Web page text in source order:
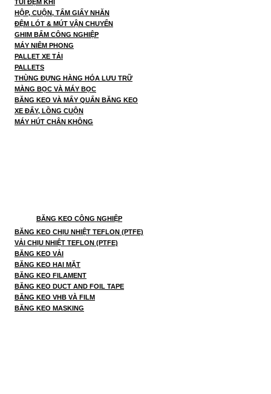
TÚI ĐỆM KHÍ
HỘP, CUỘN, TẤM GIẤY NHĂN
ĐỆM LÓT & MÚT VẬN CHUYỂN
GHIM BẤM CÔNG NGHIỆP
MÁY NIÊM PHONG
PALLET XE TẢI
PALLETS
THÙNG ĐỰNG HÀNG HÓA LƯU TRỮ
MÀNG BỌC VÀ MÁY BỌC
BĂNG KEO VÀ MẤY QUẤN BĂNG KEO
XE ĐẨY, LỒNG CUỘN
MÁY HÚT CHÂN KHÔNG
BĂNG KEO CÔNG NGHIỆP
BĂNG KEO CHỊU NHIỆT TEFLON (PTFE)
VẢI CHỊU NHIỆT TEFLON (PTFE)
BĂNG KEO VẢI
BĂNG KEO HAI MẶT
BĂNG KEO FILAMENT
BĂNG KEO DUCT AND FOIL TAPE
BĂNG KEO VHB VÀ FILM
BĂNG KEO MASKING